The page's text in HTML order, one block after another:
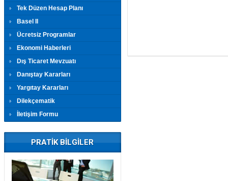
Tek Düzen Hesap Planı
Basel II
Ücretsiz Programlar
Ekonomi Haberleri
Dış Ticaret Mevzuatı
Danıştay Kararları
Yargıtay Kararları
Dilekçematik
İletişim Formu
PRATİK BİLGİLER